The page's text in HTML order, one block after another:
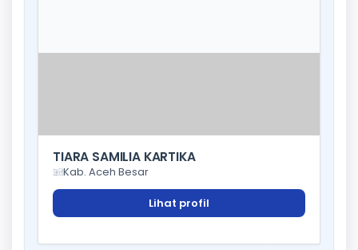
TIARA SAMILIA KARTIKA
Kab. Aceh Besar
Lihat profil